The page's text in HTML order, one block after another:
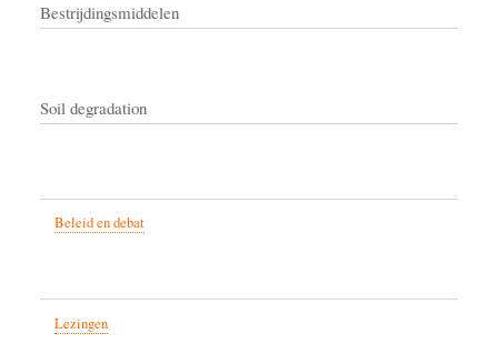
Bestrijdingsmiddelen
Soil degradation
Beleid en debat
Lezingen